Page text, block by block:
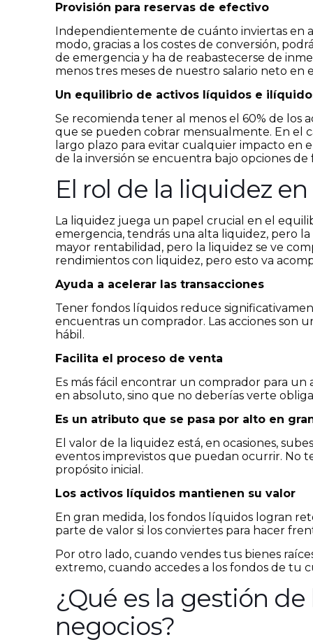
Provisión para reservas de efectivo
Independientemente de cuánto inviertas en
modo, gracias a los costes de conversión,
de emergencia y ha de reabastecerse de
menos tres meses de nuestro salario neto en
Un equilibrio de activos líquidos e
Se recomienda tener al menos el 60% de los
que se pueden cobrar mensualmente. En el
largo plazo para evitar cualquier impacto en
de la inversión se encuentra bajo opciones de
El rol de la liquidez
La liquidez juega un papel crucial en el
emergencia, tendrás una alta liquidez, pero la
mayor rentabilidad, pero la liquidez se ve
rendimientos con liquidez, pero esto va
Ayuda a acelerar las transacciones
Tener fondos líquidos reduce
encuentras un comprador. Las acciones son
hábil.
Facilita el proceso de venta
Es más fácil encontrar un comprador para
en absoluto, sino que no deberías verte
Es un atributo que se pasa por alto en
El valor de la liquidez está, en ocasiones,
eventos imprevistos que puedan ocurrir. No
propósito inicial.
Los activos líquidos mantienen su valor
En gran medida, los fondos líquidos logran
parte de valor si los conviertes para hacer
Por otro lado, cuando vendes tus bienes
extremo, cuando accedes a los fondos de tu
¿Qué es la gestión
negocios?